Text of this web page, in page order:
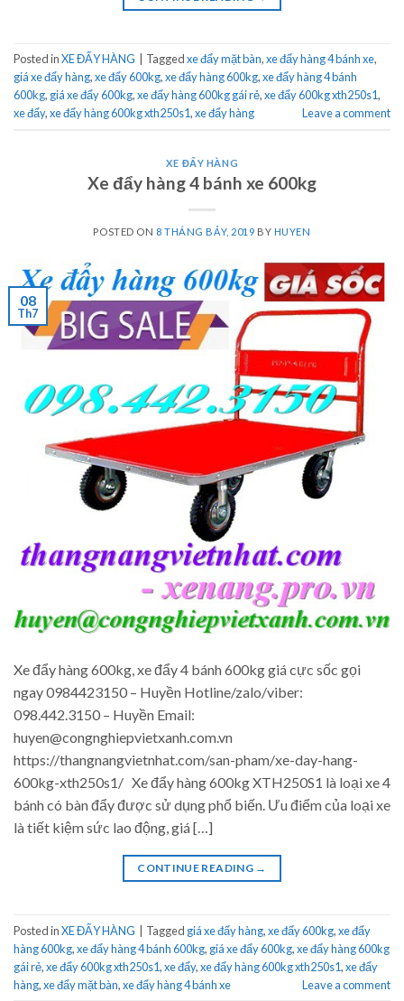
Posted inXE ĐẨY HÀNG Taggedxe đẩy mặt bàn,xe đẩy hàng 4 bánh xe,
giá xe đẩy hàng,xe đẩy 600kg,xe đẩy hàng 600kg,xe đẩy hàng 4 bánh
600kg, giá xe đẩy 600kg,xe đẩy hàng 600kg gái rẻ,xe đẩy 600kg xth250s1,
xe đẩy,xe đẩy hàng 600kg xth250s1,xe đẩy hàng Leave a comment
XE ĐẨY HÀNG
Xe đẩy hàng 4 bánh xe 600kg
POSTED ON 8 THÁNG BẢY, 2019 BY HUYEN
08
Th7
Xe đẩy hàng 600kg, xe đẩy 4 bánh 600kg giá cực sốc gọi
ngay 0984423150 – Huyền Hotline/zalo/viber:
098.442.3150 – Huyền Email:
huyen@congnghiepvietxanh.com.vn
https://thangnangvietnhat.com/san-pham/xe-day-hang-
600kg-xth250s1/ Xe đẩy hàng 600kg XTH250S1 là loại xe 4
bánh có bàn đẩy được sử dụng phổ biến. Ưu điểm của loại xe
là tiết kiệm sức lao động, giá […]
CONTINUE READING →
Posted inXE ĐẨY HÀNG Tagged giá xe đẩy hàng,xe đẩy 600kg,xe đẩy
hàng 600kg,xe đẩy hàng 4 bánh 600kg, giá xe đẩy 600kg,xe đẩy hàng 600kg
gái rẻ,xe đẩy 600kg xth250s1,xe đẩy,xe đẩy hàng 600kg xth250s1,xe đẩy
hàng,xe đẩy mặt bàn,xe đẩy hàng 4 bánh xe Leave a comment